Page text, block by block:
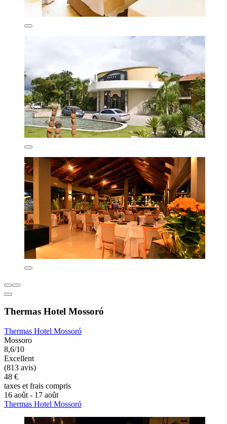
Thermas Hotel Mossoró
Thermas Hotel Mossoró
Mossoro
8,6/10
Excellent
(813 avis)
48 €
taxes et frais compris
16 août - 17 août
Thermas Hotel Mossoró